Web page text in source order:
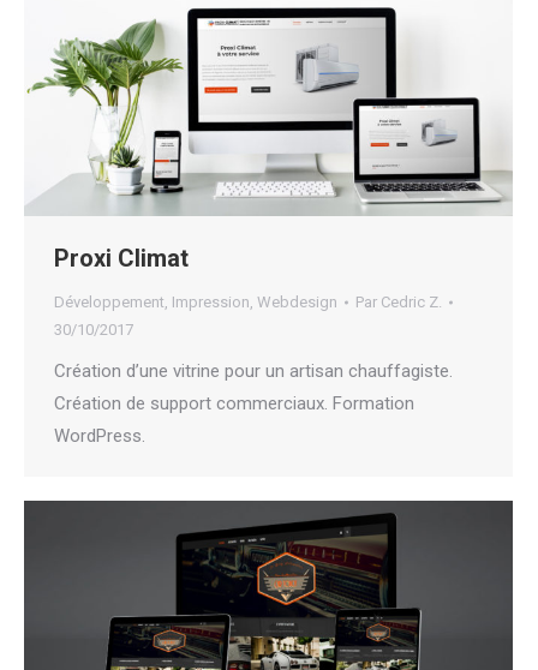
Proxi Climat
Développement, Impression, Webdesign Par Cedric Z.
30/10/2017
Création d’une vitrine pour un artisan chauffagiste.
Création de support commerciaux. Formation
WordPress.